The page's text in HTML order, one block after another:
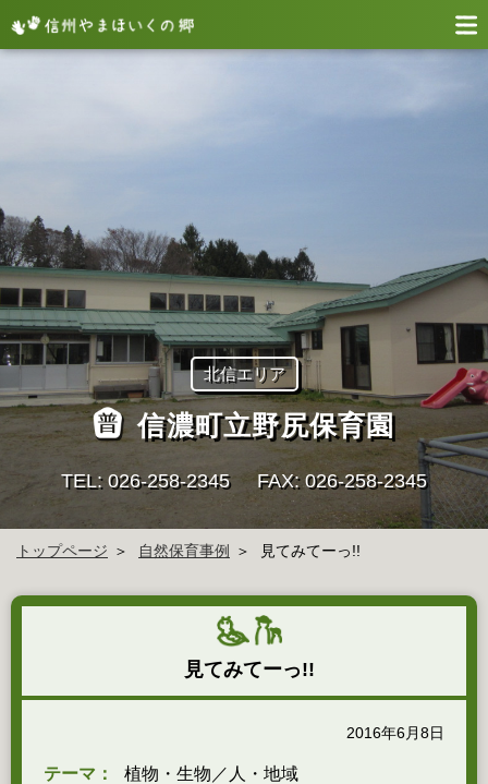
北信エリア
信濃町立野尻保育園
TEL: 026-258-2345 FAX: 026-258-2345
トップページ 自然保育事例 見てみてーっ!!
見てみてーっ!!
2016年6月8日
テーマ：
植物・生物／人・地域